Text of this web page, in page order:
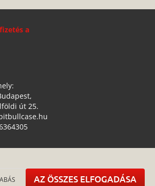
a
út 25.
AZ ÖSSZES ELFOGADÁSA